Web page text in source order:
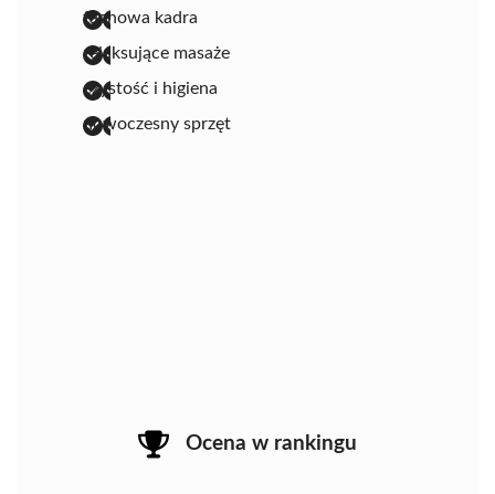
fachowa kadra
relaksujące masaże
czystość i higiena
nowoczesny sprzęt
Ocena w rankingu